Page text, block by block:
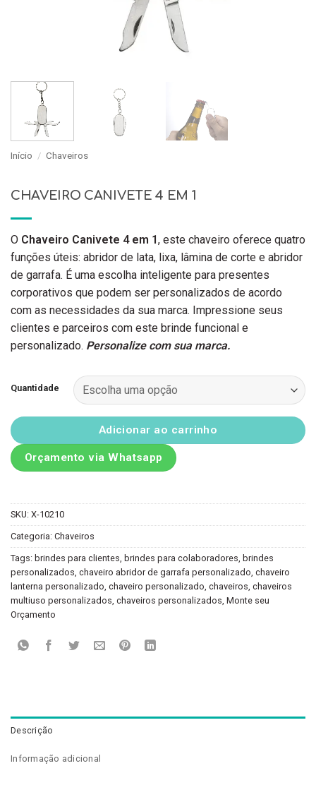
Início / Chaveiros
CHAVEIRO CANIVETE 4 EM 1
O Chaveiro Canivete 4 em 1, este chaveiro oferece quatro
funções úteis: abridor de lata, lixa, lâmina de corte e abridor
de garrafa. É uma escolha inteligente para presentes
corporativos que podem ser personalizados de acordo
com as necessidades da sua marca. Impressione seus
clientes e parceiros com este brinde funcional e
personalizado. Personalize com sua marca.
Quantidade
Adicionar ao carrinho
Orçamento via Whatsapp
SKU: X-10210
Categoria: Chaveiros
Tags: brindes para clientes brindes para colaboradores brindes
personalizados chaveiro abridor de garrafa personalizado chaveiro
lanterna personalizado chaveiro personalizado chaveiros chaveiros
multiuso personalizados chaveiros personalizados Monte seu
Orçamento
Descrição
Informação adicional